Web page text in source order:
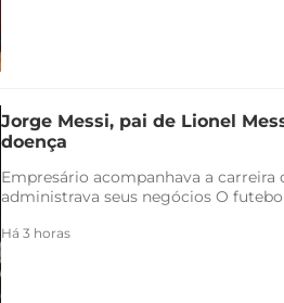
Jorge Messi, pai de Lionel
doença
Empresário acompanhava a
administrava seus negócios O
Há 3 horas